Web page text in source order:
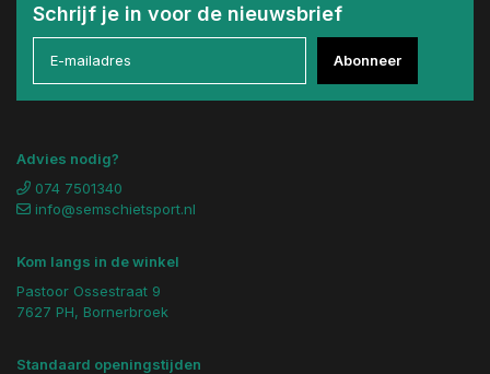
Schrijf je in voor de nieuwsbrief
Abonneer
Advies nodig?
074 7501340
info@semschietsport.nl
Kom langs in de winkel
Pastoor Ossestraat 9
7627 PH, Bornerbroek
Standaard openingstijden